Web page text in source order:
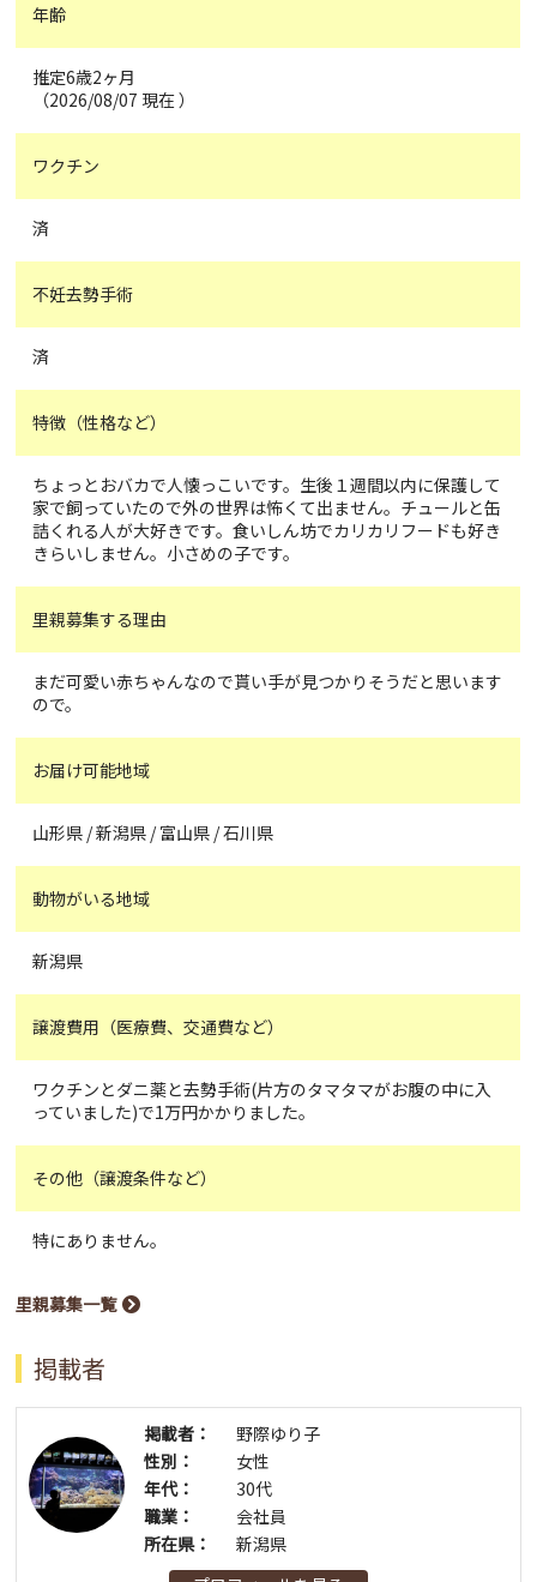
年齢
推定6歳2ヶ月
（2026/08/07 現在 ）
ワクチン
済
不妊去勢手術
済
特徴（性格など）
ちょっとおバカで人懐っこいです。生後１週間以内に保護して
家で飼っていたので外の世界は怖くて出ません。チュールと缶
詰くれる人が大好きです。食いしん坊でカリカリフードも好き
きらいしません。小さめの子です。
里親募集する理由
まだ可愛い赤ちゃんなので貰い手が見つかりそうだと思います
ので。
お届け可能地域
山形県 / 新潟県 / 富山県 / 石川県
動物がいる地域
新潟県
譲渡費用（医療費、交通費など）
ワクチンとダニ薬と去勢手術(片方のタマタマがお腹の中に入
っていました)で1万円かかりました。
その他（譲渡条件など）
特にありません。
里親募集一覧
掲載者
掲載者：
野際ゆり子
性別：
女性
年代：
30代
職業：
会社員
所在県：
新潟県